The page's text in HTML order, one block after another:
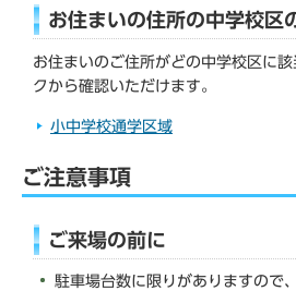
お住まいの住所の中学校区
お住まいのご住所がどの中学校区に
クから確認いただけます。
小中学校通学区域
ご注意事項
ご来場の前に
駐車場台数に限りがありますので